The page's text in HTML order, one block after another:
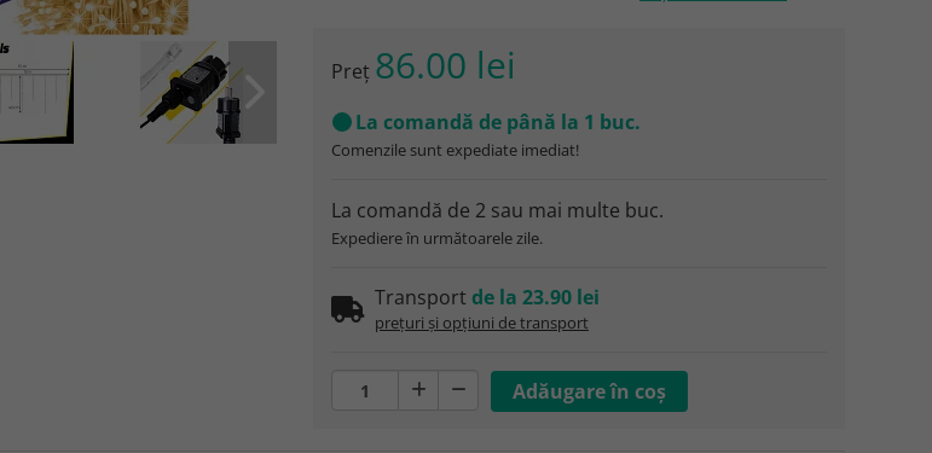
Preţ 86.00 lei
La comandă de până la 1 buc.
Comenzile sunt expediate imediat!
La comandă de 2 sau mai multe buc.
Expediere în următoarele zile.
Transport de la 23.90 lei
prețuri și opțiuni de transport